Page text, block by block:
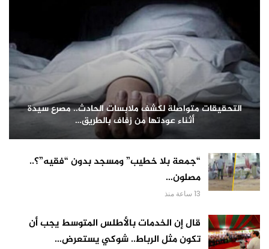
التحقيقات متواصلة لكشف ملابسات الحادث.. مصرع سيدة
أثناء عودتها من زفاف بالطريق…
“جمعة بلا خطيب” ومسجد بدون “فقيه”؟..
مصلون…
13 ساعة منذ
قال إن الخدمات بالأطلس المتوسط يجب أن
تكون مثل الرباط.. شوكي يستعرض…